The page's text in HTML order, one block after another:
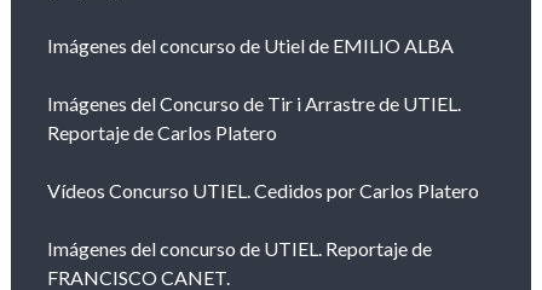
Imágenes del concurso de Utiel de EMILIO ALBA
Imágenes del Concurso de Tir i Arrastre de UTIEL.
Reportaje de Carlos Platero
Vídeos Concurso UTIEL. Cedidos por Carlos Platero
Imágenes del concurso de UTIEL. Reportaje de
FRANCISCO CANET.